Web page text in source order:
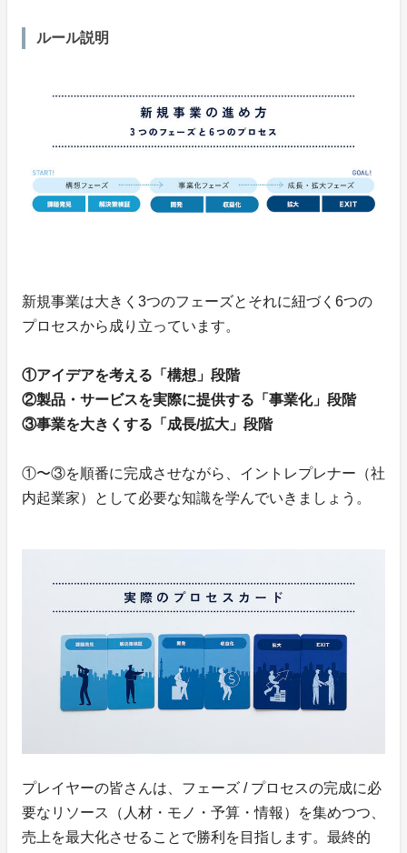
ルール説明
新規事業は大きく3つのフェーズとそれに紐づく6つの
プロセスから成り立っています。
①アイデアを考える「構想」段階
②製品・サービスを実際に提供する「事業化」段階
③事業を大きくする「成長/拡大」段階
①〜③を順番に完成させながら、イントレプレナー（社
内起業家）として必要な知識を学んでいきましょう。
プレイヤーの皆さんは、フェーズ / プロセスの完成に必
要なリソース（人材・モノ・予算・情報）を集めつつ、
売上を最大化させることで勝利を目指します。最終的